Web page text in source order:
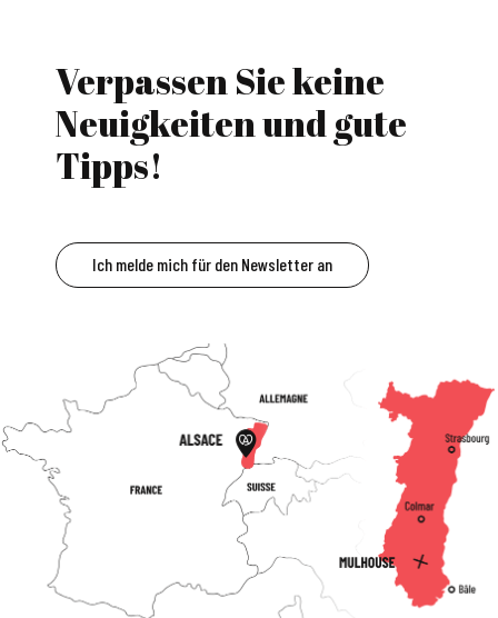
Verpassen Sie keine
Neuigkeiten und gute
Tipps!
Ich melde mich für den Newsletter an